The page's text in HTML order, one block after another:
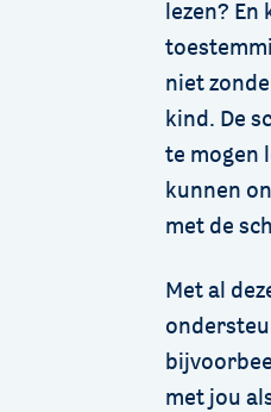
lezen?
niet
kind. De
te mogen
kunnen
met de
Met al
met jou